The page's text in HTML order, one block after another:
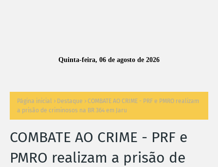
Quinta-feira, 06 de agosto de 2026
Página inicial Destaque
COMBATE AO CRIME - PRF e PMRO realizam
a prisão de criminosos na BR 364 em Jaru
COMBATE AO CRIME - PRF e
PMRO realizam a prisão de